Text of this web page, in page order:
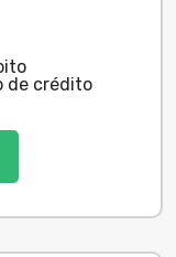
de crédito